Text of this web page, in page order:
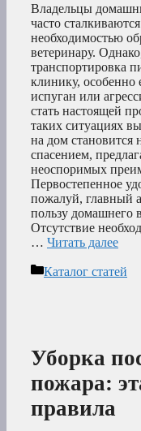
Владельцы
часто
необходимостью
ветеринару.
транспортировка
клинику, особенно
испуган или
стать настоящей
таких ситуациях
на дом становится
спасением,
неоспоримых
Первостепенное
пожалуй, главный
пользу домашнего
Отсутствие
… Читать далее
Рубрики
Каталог статей
Уборка
пожара:
правила